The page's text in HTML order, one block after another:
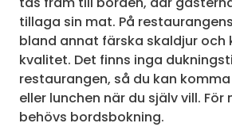
tillaga sin mat. På
bland annat färska skaldjur och
kvalitet. Det finns inga
restaurangen, så du kan
eller lunchen när du själv vill. För
behövs bordsbokning.